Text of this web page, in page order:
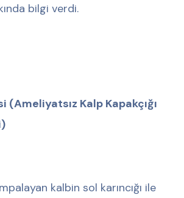
bilgi verdi.
(Ameliyatsız Kalp Kapakçığı
kalbin sol karıncığı ile